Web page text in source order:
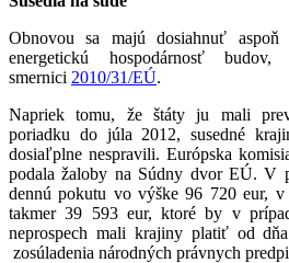
Obnovou sa majú dosiahnuť aspoň
energetickú hospodárnosť
smernici 2010/31/EÚ.
Napriek tomu, že štáty ju mali
poriadku do júla 2012, susedné
dosiaľplne nespravili. Európska
podala žaloby na Súdny dvor EÚ. V
dennú pokutu vo výške 96 720 eur,
takmer 39 593 eur, ktoré by v
neprospech mali krajiny platiť od
zosúladenia národných právnych